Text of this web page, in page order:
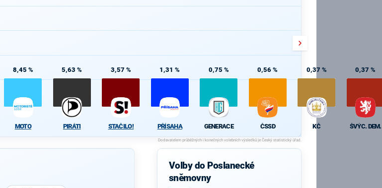
8,45 %
MOTO
5,63 %
PIRÁTI
3,57 %
STAČILO!
1,31 %
PŘÍSAHA
0,75 %
GENERACE
0,56 %
ČSSD
0,37 %
KČ
0,37 %
ŠVÝC. DEM.
Volby do Poslanecké
sněmovny